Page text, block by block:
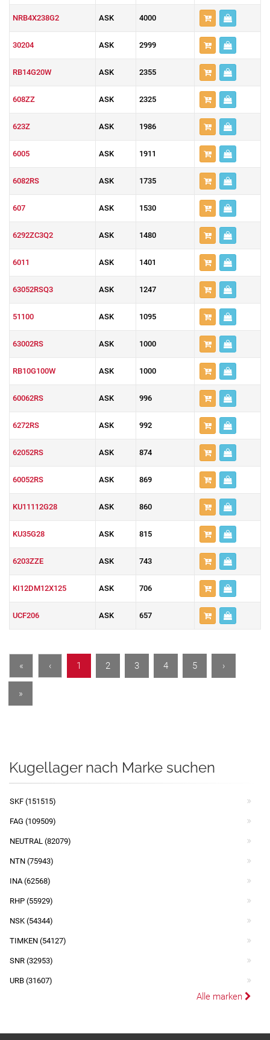
NRB4X238G2 ASK 4000
30204 ASK 2999
RB14G20W ASK 2355
608ZZ ASK 2325
623Z ASK 1986
6005 ASK 1911
6082RS ASK 1735
607 ASK 1530
6292ZC3Q2 ASK 1480
6011 ASK 1401
63052RSQ3 ASK 1247
51100 ASK 1095
63002RS ASK 1000
RB10G100W ASK 1000
60062RS ASK 996
6272RS ASK 992
62052RS ASK 874
60052RS ASK 869
KU11112G28 ASK 860
KU35G28 ASK 815
6203ZZE ASK 743
KI12DM12X125 ASK 706
UCF206 ASK 657
« ‹ 1 2 3 4 5 ›
»
Kugellager nach Marke suchen
SKF (151515)
FAG (109509)
NEUTRAL (82079)
NTN (75943)
INA (62568)
RHP (55929)
NSK (54344)
TIMKEN (54127)
SNR (32953)
URB (31607)
Alle marken